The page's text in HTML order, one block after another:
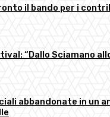
il bando per i
“Dallo Sciamano
abbandonate in un